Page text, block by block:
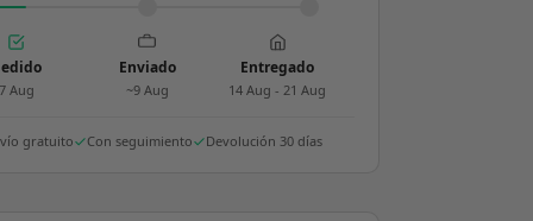
Aug
Enviado
~9 Aug
Entregado
14 Aug - 21 Aug
gratuito Con seguimiento Devolución 30 días